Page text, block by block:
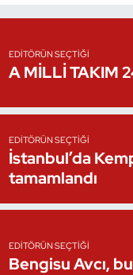
EDITÖRÜN SEÇTIĞI
A MİLLİ TAKIM
EDITÖRÜN SEÇTIĞI
İstanbul’da
tamamlandı
EDITÖRÜN SEÇTIĞI
Bengisu Avcı,